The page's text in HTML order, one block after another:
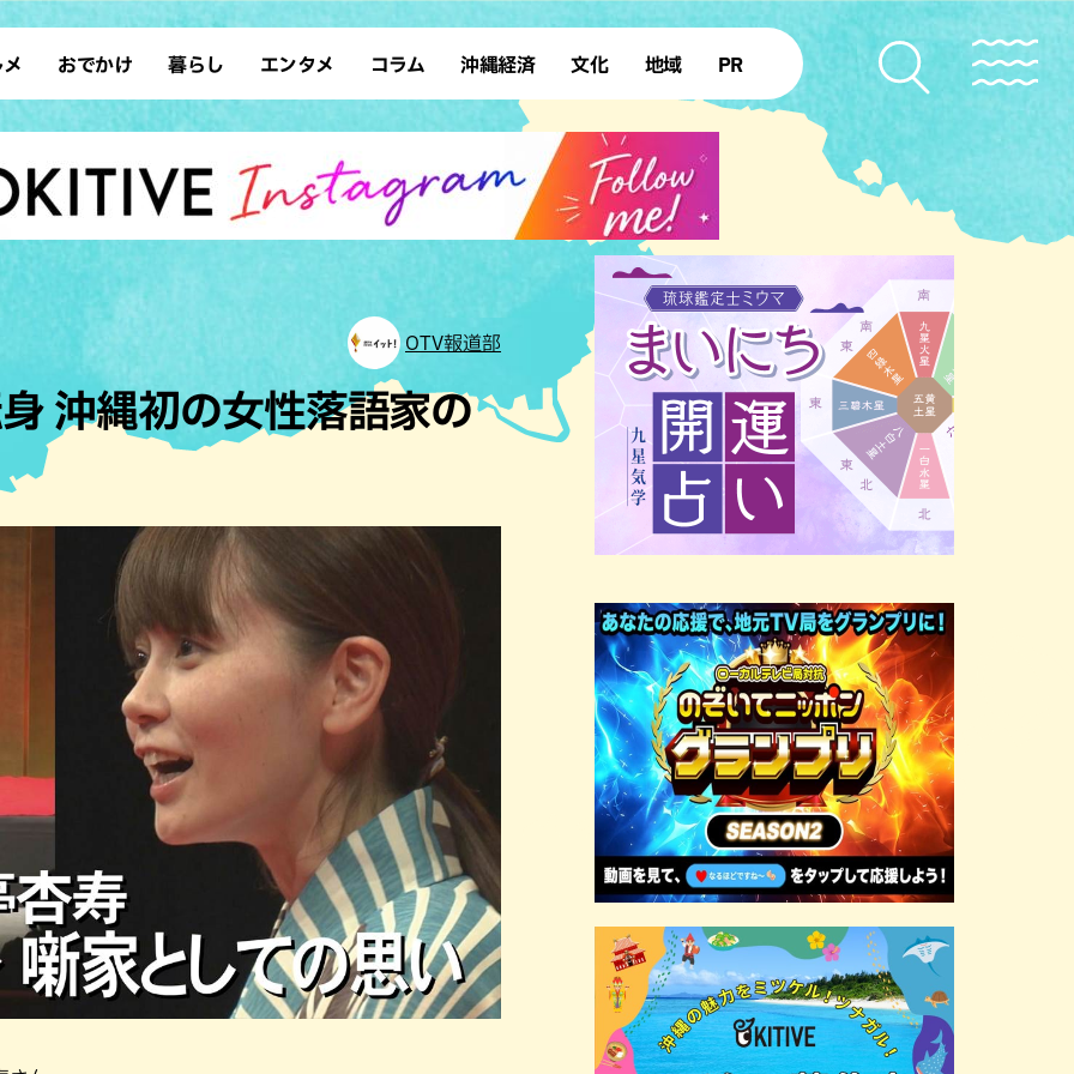
ン 沖縄そば
ウト カフェ
和食・日本料理
・焼肉 焼鳥・串料理
肉料理 居酒屋・バー
イキング
カレー
タコス・タコライス
おでかけ
デート ドライブ
散歩 ソロ活
歴史
レジャー
ショッピング
サウナ 公園
暮らし
レシピ SDGs
ファッション ローカルニュース
沖縄移住 沖縄旧暦行事
エンタメ
スポーツ 占い
タレント・芸人 テレビ
コラム 沖縄経済 文化
復帰50年
地域
本島北部 本島中部
本島南部 先島諸島
北部離島
PR
OTV報道部
沖縄初の女性落語家の